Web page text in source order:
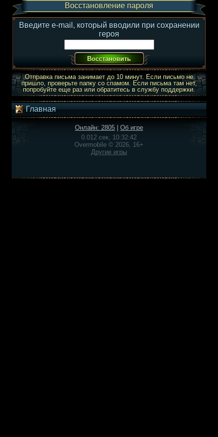
Восстановление пароля
Введите e-mail, который вводили при сохранении
героя
Отправка письма занимает до 10 минут. Если письмо не
пришло, проверьте папку со спамом. Если письма там нет,
попробуйте еще раз или обратитесь в службу поддержки.
Главная
Онлайн: 2805
Об игре
0.012 сек, 10:32:42
Overmobile © 2026, 16+
Другие игры